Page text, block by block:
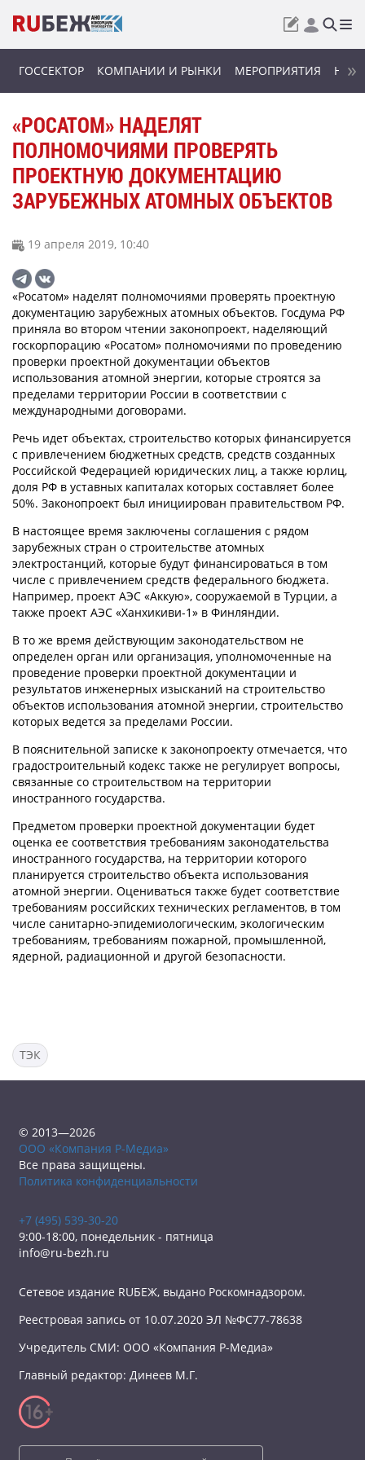
ГОССЕКТОР КОМПАНИИ И РЫНКИ МЕРОПРИЯТИЯ
«РОСАТОМ» НАДЕЛЯТ
ПОЛНОМОЧИЯМИ ПРОВЕРЯТЬ
ПРОЕКТНУЮ ДОКУМЕНТАЦИЮ
ЗАРУБЕЖНЫХ АТОМНЫХ ОБЪЕКТОВ
19 апреля 2019, 10:40
«Росатом» наделят полномочиями проверять проектную
документацию зарубежных атомных объектов. Госдума РФ
приняла во втором чтении законопроект, наделяющий
госкорпорацию «Росатом» полномочиями по проведению
проверки проектной документации объектов
использования атомной энергии, которые строятся за
пределами территории России в соответствии с
международными договорами.
Речь идет объектах, строительство которых финансируется
с привлечением бюджетных средств, средств созданных
Российской Федерацией юридических лиц, а также юрлиц,
доля РФ в уставных капиталах которых составляет более
50%. Законопроект был инициирован правительством РФ.
В настоящее время заключены соглашения с рядом
зарубежных стран о строительстве атомных
электростанций, которые будут финансироваться в том
числе с привлечением средств федерального бюджета.
Например, проект АЭС «Аккую», сооружаемой в Турции, а
также проект АЭС «Ханхикиви-1» в Финляндии.
В то же время действующим законодательством не
определен орган или организация, уполномоченные на
проведение проверки проектной документации и
результатов инженерных изысканий на строительство
объектов использования атомной энергии, строительство
которых ведется за пределами России.
В пояснительной записке к законопроекту отмечается, что
градостроительный кодекс также не регулирует вопросы,
связанные со строительством на территории
иностранного государства.
Предметом проверки проектной документации будет
оценка ее соответствия требованиям законодательства
иностранного государства, на территории которого
планируется строительство объекта использования
атомной энергии. Оцениваться также будет соответствие
требованиям российских технических регламентов, в том
числе санитарно-эпидемиологическим, экологическим
требованиям, требованиям пожарной, промышленной,
ядерной, радиационной и другой безопасности.
ТЭК
© 2013—2026
ООО «Компания Р-Медиа»
Все права защищены.
Политика конфиденциальности
+7 (495) 539-30-20
9:00-18:00, понедельник - пятница
info@ru-bezh.ru
Сетевое издание RUБЕЖ, выдано Роскомнадзором.
Реестровая запись от 10.07.2020 ЭЛ №ФС77-78638
Учредитель СМИ: ООО «Компания Р-Медиа»
Главный редактор: Динеев М.Г.